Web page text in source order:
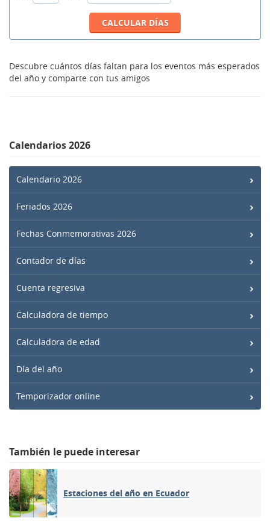
Descubre cuántos días faltan para los eventos más esperados
del año y comparte con tus amigos
Calendarios 2026
Calendario 2026
Feriados 2026
Fechas Conmemorativas 2026
Contador de días
Cuenta regresiva
Calculadora de tiempo
Calculadora de edad
Día del año
Temporizador online
También le puede interesar
Estaciones del año en Ecuador